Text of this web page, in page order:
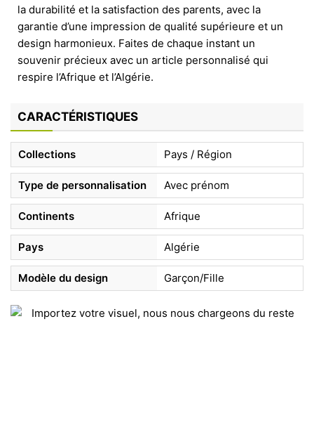
la durabilité et la satisfaction des parents, avec la
garantie d’une impression de qualité supérieure et un
design harmonieux. Faites de chaque instant un
souvenir précieux avec un article personnalisé qui
respire l’Afrique et l’Algérie.
CARACTÉRISTIQUES
Collections Pays / Région
Type de personnalisation Avec prénom
Continents Afrique
Pays Algérie
Modèle du design Garçon/Fille